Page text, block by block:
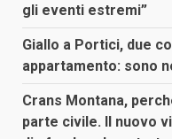
gli eventi estremi”
Giallo a Portici, due
appartamento: sono
Crans Montana,
parte civile. Il nuovo